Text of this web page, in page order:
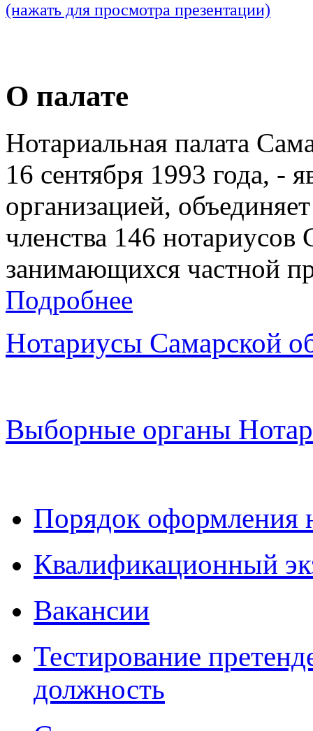
(нажать для просмотра презентации)
О палате
Нотариальная палата
16 сентября 1993 года, -
организацией,
членства 146 нотариусов
занимающихся частной
Подробнее
Нотариусы Самарской
Выборные органы
Порядок оформления
Квалификационный
Вакансии
Тестирование
должность